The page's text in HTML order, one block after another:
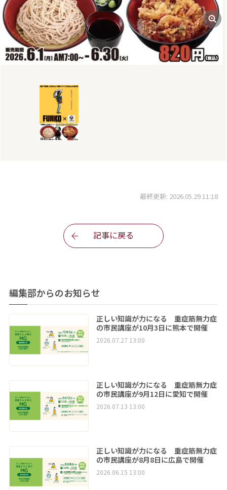
最終更新: 2026.05.29 11:18
記事に戻る
編集部からのお知らせ
正しい知識が力になる 重症筋無力症
の市民講座が10月3日に熊本で開催
2026.07.27 13:00
正しい知識が力になる 重症筋無力症
の市民講座が9月12日に愛知で開催
2026.07.13 13:00
正しい知識が力になる 重症筋無力症
の市民講座が8月8日に広島で開催
2026.06.15 13:00